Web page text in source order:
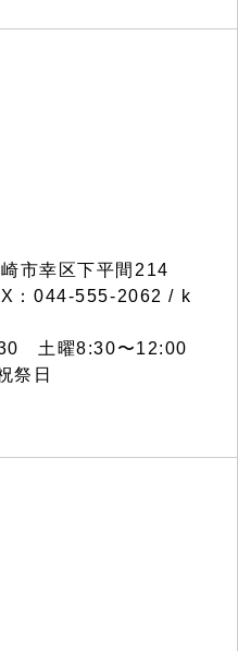
市幸区下平間214
：044-555-2062 / k
土曜8:30〜12:00
祭日